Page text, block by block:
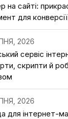
на сайті:
для конверсії
2026
сервіс
скрипти й
2026
для інтернет-